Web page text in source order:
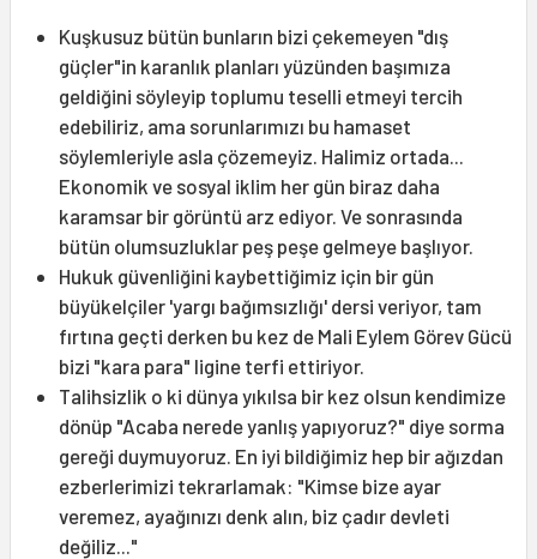
Kuşkusuz bütün bunların bizi çekemeyen "dış
güçler"in karanlık planları yüzünden başımıza
geldiğini söyleyip toplumu teselli etmeyi tercih
edebiliriz, ama sorunlarımızı bu hamaset
söylemleriyle asla çözemeyiz. Halimiz ortada...
Ekonomik ve sosyal iklim her gün biraz daha
karamsar bir görüntü arz ediyor. Ve sonrasında
bütün olumsuzluklar peş peşe gelmeye başlıyor.
Hukuk güvenliğini kaybettiğimiz için bir gün
büyükelçiler 'yargı bağımsızlığı' dersi veriyor, tam
fırtına geçti derken bu kez de Mali Eylem Görev Gücü
bizi "kara para" ligine terfi ettiriyor.
Talihsizlik o ki dünya yıkılsa bir kez olsun kendimize
dönüp "Acaba nerede yanlış yapıyoruz?" diye sorma
gereği duymuyoruz. En iyi bildiğimiz hep bir ağızdan
ezberlerimizi tekrarlamak: "Kimse bize ayar
veremez, ayağınızı denk alın, biz çadır devleti
değiliz..."